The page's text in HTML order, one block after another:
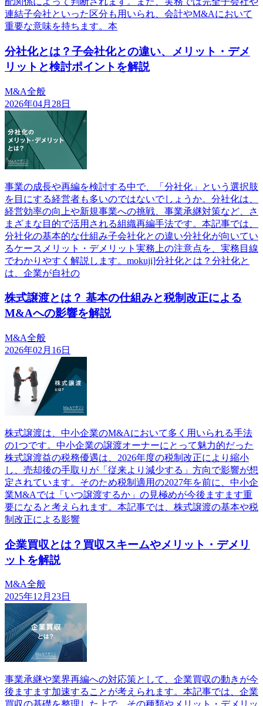
連結子会社といった区分も用いられ、会計やM&Aにおいて
重要な意味を持ちます。本
分社化とは？子会社化との違い、メリット・デメ
リットと検討ポイントを解説
M&A全般
2026年04月28日
事業の成長や再編を検討する中で、「分社化」という選択肢
を目にする経営者も多いのではないでしょうか。分社化は、
経営効率の向上や新規事業への挑戦、事業承継対策など、さ
まざまな目的で活用される組織再編手法です。本記事では、
分社化の基本的な仕組み子会社化との違い分社化が向いてい
るケースメリット・デメリット実務上の注意点を、実務目線
でわかりやすく解説します。mokuji]分社化とは？分社化と
は、企業が自社の
株式譲渡とは？ 基本の仕組みと税制改正による
M&Aへの影響を解説
M&A全般
2026年02月16日
株式譲渡は、中小企業のM&Aにおいて多く用いられる手法
の1つです。中小企業の譲渡オーナーにとって魅力的だった
株式譲渡益の税務優遇は、2026年度の税制改正により縮小
し、売却後の手取りが「従来より減少する」方向で影響が想
定されています。そのため税制適用の2027年を前に、中小企
業M&Aでは「いつ譲渡するか」の見極めが今後ますます重
要になると考えられます。本記事では、株式譲渡の基本や税
制改正による影響
企業買収とは？買収スキームやメリット・デメリ
ットを解説
M&A全般
2025年12月23日
事業承継や業界再編への対応策として、企業買収の動きが今
後ますます加速することが考えられます。本記事では、企業